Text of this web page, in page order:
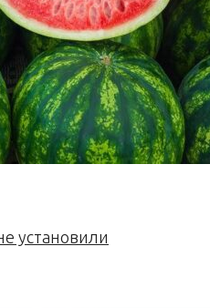
установили